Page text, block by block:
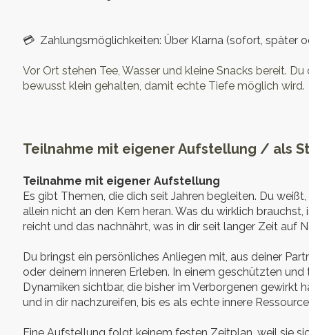
💳 Zahlungsmöglichkeiten: Über Klarna (sofort, später
Vor Ort stehen Tee, Wasser und kleine Snacks bereit.
bewusst klein gehalten, damit echte Tiefe möglich wird.
Teilnahme mit eigener Aufstellung / als
Teilnahme mit eigener Aufstellung
Es gibt Themen, die dich seit Jahren begleiten. Du
allein nicht an den Kern heran. Was du wirklich
reicht und das nachnährt, was in dir seit langer Zeit auf
Du bringst ein persönliches Anliegen mit, aus deiner
oder deinem inneren Erleben. In einem geschützten
Dynamiken sichtbar, die bisher im Verborgenen
und in dir nachzureifen, bis es als echte innere